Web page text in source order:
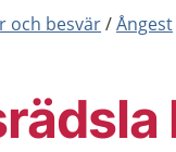
och besvär Ångest